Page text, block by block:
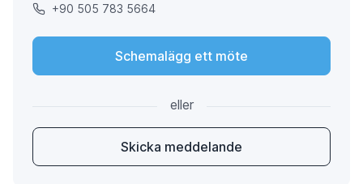
+90 505 783 5664
Schemalägg ett möte
eller
Skicka meddelande